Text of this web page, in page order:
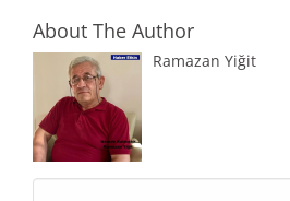
About The Author
Ramazan Yiğit